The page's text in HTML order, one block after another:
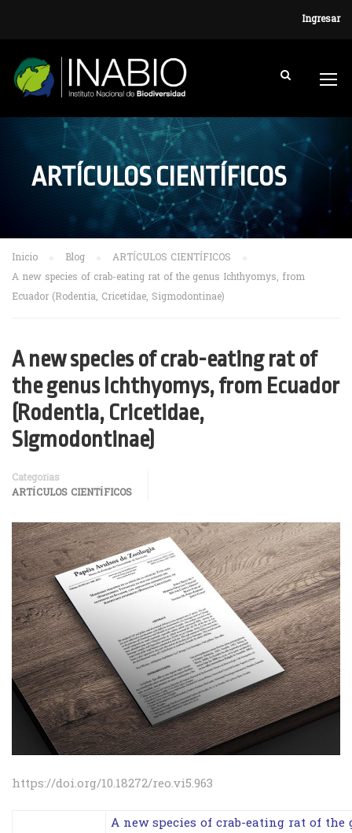
Ingresar
ARTÍCULOS CIENTÍFICOS
Inicio Blog
ARTÍCULOS CIENTÍFICOS
A new species of crab-eating rat of the genus Ichthyomys, from
Ecuador (Rodentia, Cricetidae, Sigmodontinae)
A new species of crab-eating rat of
the genus Ichthyomys, from Ecuador
(Rodentia, Cricetidae,
Sigmodontinae)
Categorías
ARTÍCULOS CIENTÍFICOS
https://doi.org/10.18272/reo.vi5.963
A new species of crab-eating rat of the